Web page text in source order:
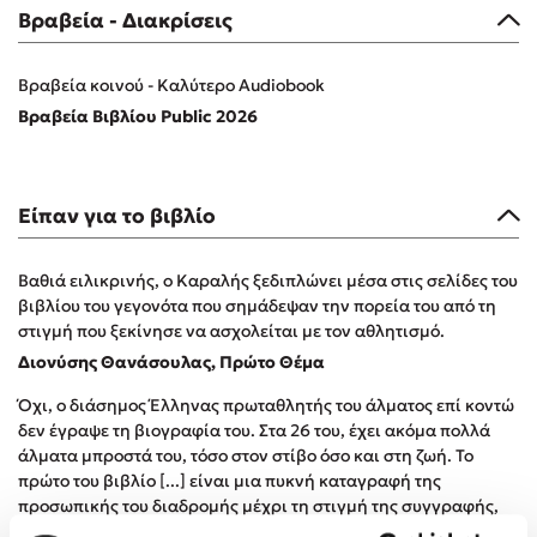
Προσεχείς εκδηλώσεις
Ο Κώστας Κρομμύδας στο Παλαιοχώρι Καλαμπάκας
Ο Κώστας Κρομμύδας και η Μαρίνα Γιώτη στη Νικήτη
Ο Κώστας Κρομμύδας & η Μαρίνα Γιώτη στο 54o Φεστιβάλ
Βιβλίου στο Πεδίον του Άρεως
Βραβεία - Διακρίσεις
Βραβεία κοινού - Καλύτερο Audiobook
Βραβεία Βιβλίου Public 2026
Είπαν για το βιβλίο
Βαθιά ειλικρινής, ο Καραλής ξεδιπλώνει μέσα στις σελίδες του
βιβλίου του γεγονότα που σημάδεψαν την πορεία του από τη
στιγμή που ξεκίνησε να ασχολείται με τον αθλητισμό.
Διονύσης Θανάσουλας, Πρώτο Θέμα
Όχι, ο διάσημος Έλληνας πρωταθλητής του άλματος επί κοντώ
δεν έγραψε τη βιογραφία του. Στα 26 του, έχει ακόμα πολλά
άλματα μπροστά του, τόσο στον στίβο όσο και στη ζωή. Το
πρώτο του βιβλίο [...] είναι μια πυκνή καταγραφή της
προσωπικής του διαδρομής μέχρι τη στιγμή της συγγραφής,
γεμάτη συναρπαστικές σκέψεις, εμπειρίες και συναισθήματα,